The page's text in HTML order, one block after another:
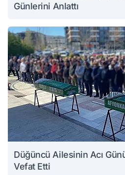
Günlerini Anlattı
Düğüncü Ailesinin Acı
Vefat Etti